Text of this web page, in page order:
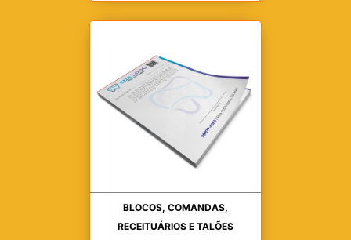
BLOCOS, COMANDAS,
RECEITUÁRIOS E TALÕES